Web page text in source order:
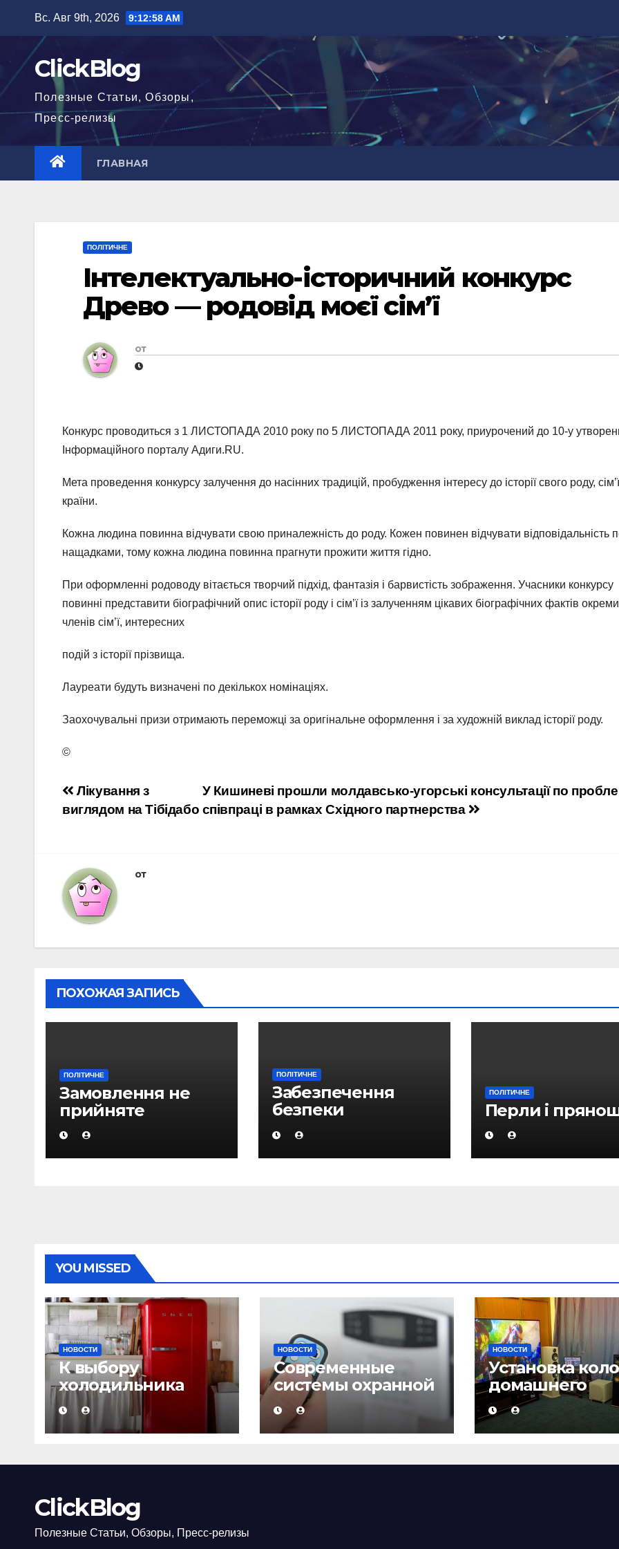
содержимому
Вс. Авг 9th, 2026 9:12:58 AM
ClickBlog
Полезные Статьи, Обзоры,
Пресс-релизы
ГЛАВНАЯ
ПОЛІТИЧНЕ
Інтелектуально-історичний конкурс
Древо — родовід моєї сім’ї
от
Конкурс проводиться з 1 ЛИСТОПАДА 2010 року по 5 ЛИСТОПАДА 2011 року, приурочений до 10-у
Інформаційного порталу Адиги.RU.
Мета проведення конкурсу залучення до насінних традицій, пробудження інтересу до історії свого роду,
країни.
Кожна людина повинна відчувати свою приналежність до роду. Кожен повинен відчувати відповідальність
нащадками, тому кожна людина повинна прагнути прожити життя гідно.
При оформленні родоводу вітається творчий підхід, фантазія і барвистість зображення. Учасники конкурсу
повинні представити біографічний опис історії роду і сім’ї із залученням цікавих біографічних фактів
членів сім’ї, интересних
подій з історії прізвища.
Лауреати будуть визначені по декількох номінаціях.
Заохочувальні призи отримають переможці за оригінальне оформлення і за художній виклад історії роду.
©
Навигация
У Кишиневі прошли молдавсько-угорські консультації по
співпраці в рамках Східного партнерства
Лікування з
виглядом на Тібідабо
от
ПОХОЖАЯ ЗАПИСЬ
ПОЛІТИЧНЕ
Замовлення не
прийняте
ПОЛІТИЧНЕ
Забезпечення
безпеки
енергопостачань є
одним з головних
пріоритетів в
ПОЛІТИЧНЕ
Перли і
YOU MISSED
НОВОСТИ
К выбору
холодильника
надо подходить с
умом!
НОВОСТИ
Современные
системы охранной
сигнализации
НОВОСТИ
Установка
домашнего
кинотеатра и
настройка
ClickBlog
Полезные Статьи, Обзоры, Пресс-релизы